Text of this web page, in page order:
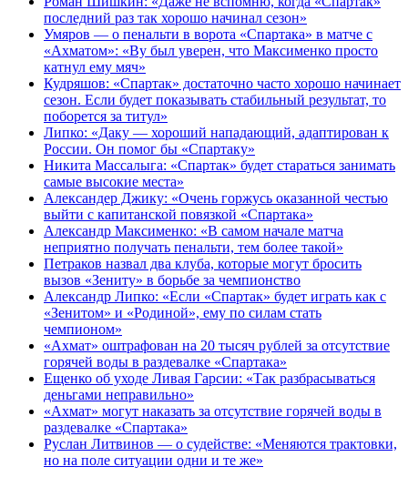
последний раз так хорошо начинал сезон»
Умяров — о пенальти в ворота «Спартака» в матче с
«Ахматом»: «Ву был уверен, что Максименко просто
катнул ему мяч»
Кудряшов: «Спартак» достаточно часто хорошо начинает
сезон. Если будет показывать стабильный результат, то
поборется за титул»
Липко: «Даку — хороший нападающий, адаптирован к
России. Он помог бы «Спартаку»
Никита Массалыга: «Спартак» будет стараться занимать
самые высокие места»
Александер Джику: «Очень горжусь оказанной честью
выйти с капитанской повязкой «Спартака»
Александр Максименко: «В самом начале матча
неприятно получать пенальти, тем более такой»
Петраков назвал два клуба, которые могут бросить
вызов «Зениту» в борьбе за чемпионство
Александр Липко: «Если «Спартак» будет играть как с
«Зенитом» и «Родиной», ему по силам стать
чемпионом»
«Ахмат» оштрафован на 20 тысяч рублей за отсутствие
горячей воды в раздевалке «Спартака»
Ещенко об уходе Ливая Гарсии: «Так разбрасываться
деньгами неправильно»
«Ахмат» могут наказать за отсутствие горячей воды в
раздевалке «Спартака»
Руслан Литвинов — о судействе: «Меняются трактовки,
но на поле ситуации одни и те же»